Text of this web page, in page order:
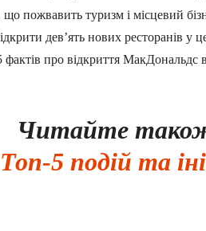
що пожвавить туризм і місцевий
дев’ять нових ресторанів у
фактів про відкриття
Читайте
Топ-5 подій та